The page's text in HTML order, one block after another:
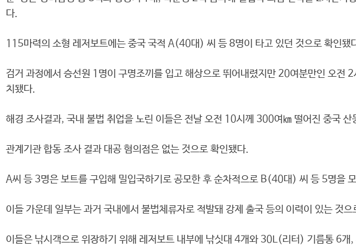
다.
115마력의 소형 레저보트에는 중국 국적 A(40대) 씨 등 8명이 타고 있던 것으로 확인됐
검거 과정에서 승선원 1명이 구명조끼를 입고 해상으로 뛰어내렸지만 20여분만인 오전
치됐다.
해경 조사결과, 국내 불법 취업을 노린 이들은 전날 오전 10시께 300여㎞ 떨어진 중국
관계기관 합동 조사 결과 대공 혐의점은 없는 것으로 확인됐다.
A씨 등 3명은 보트를 구입해 밀입국하기로 공모한 후 순차적으로 B(40대) 씨 등 5명을
이들 가운데 일부는 과거 국내에서 불법체류자로 적발돼 강제 출국 등의 이력이 있는 것으
이들은 낚시객으로 위장하기 위해 레저보트 내부에 낚싯대 4개와 30L(리터) 기름통 6개